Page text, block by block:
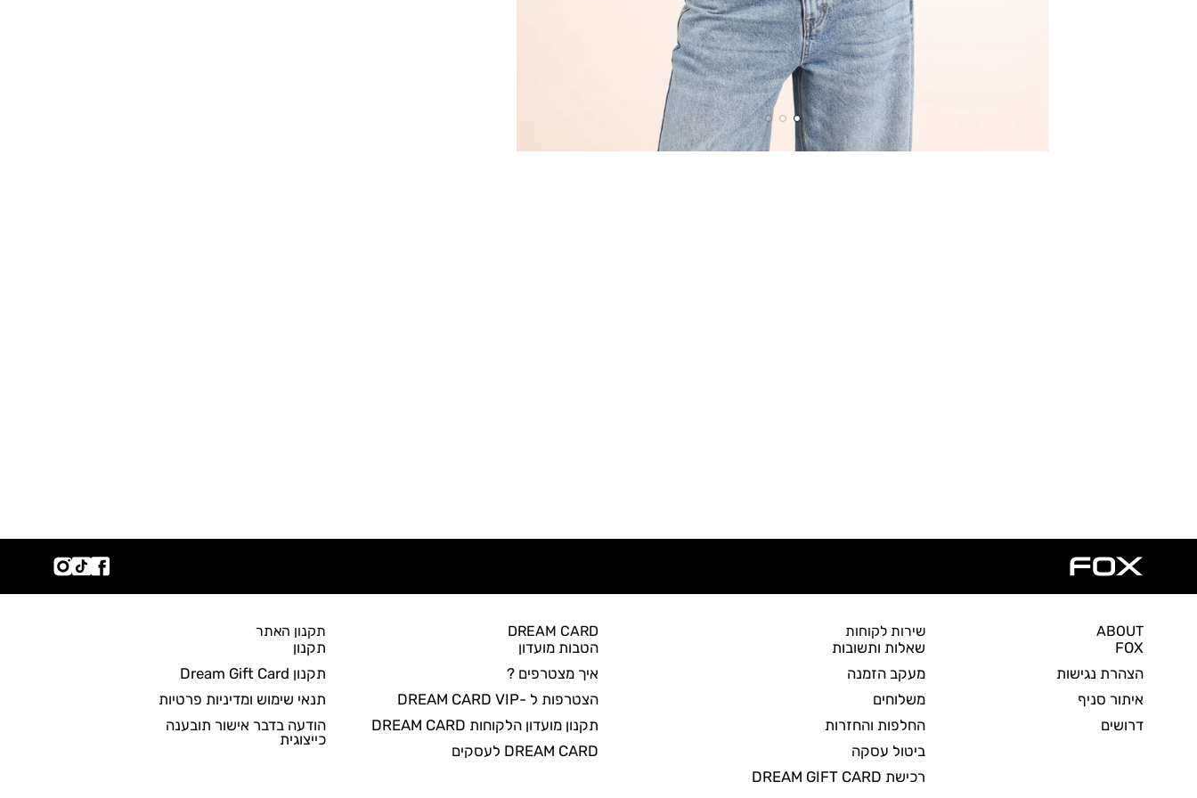
ABOUT
FOX
הצהרת נגישות
איתור סניף
דרושים
שירות לקוחות
שאלות ותשובות
מעקב הזמנה
משלוחים
החלפות והחזרות
ביטול עסקה
רכישת DREAM GIFT CARD
DREAM CARD
הטבות מועדון
איך מצטרפים ?
הצטרפות ל -DREAM CARD VIP
תקנון מועדון הלקוחות DREAM CARD
DREAM CARD לעסקים
תקנון האתר
תקנון
תקנון Dream Gift Card
תנאי שימוש ומדיניות פרטיות
הודעה בדבר אישור תובענה
כייצוגית